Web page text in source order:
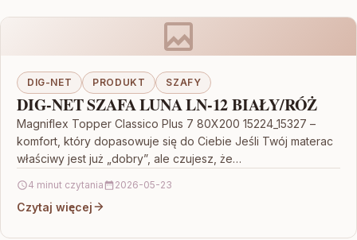
DIG-NET PRODUKT SZAFY
DIG-NET SZAFA LUNA LN-12 BIAŁY/RÓŻ
Magniflex Topper Classico Plus 7 80X200 15224_15327 –
komfort, który dopasowuje się do Ciebie Jeśli Twój materac
właściwy jest już „dobry”, ale czujesz, że…
4 minut czytania 2026-05-23
Czytaj więcej